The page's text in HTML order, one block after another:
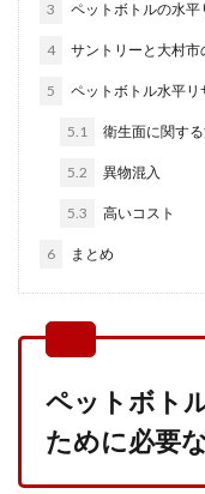
3 ペットボトルの水平
4 サントリーと大村市
5 ペットボトル水平リ
5.1 衛生面に関す
5.2 異物混入
5.3 高いコスト
6 まとめ
ペットボト
ために必要